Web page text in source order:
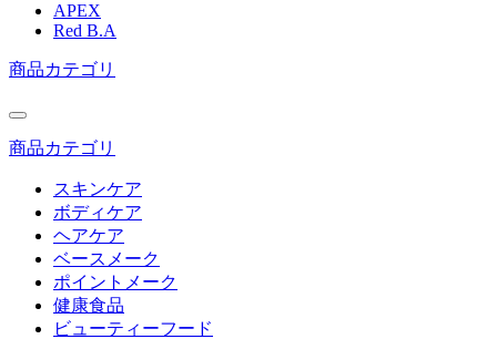
APEX
Red B.A
商品カテゴリ
商品カテゴリ
スキンケア
ボディケア
ヘアケア
ベースメーク
ポイントメーク
健康食品
ビューティーフード